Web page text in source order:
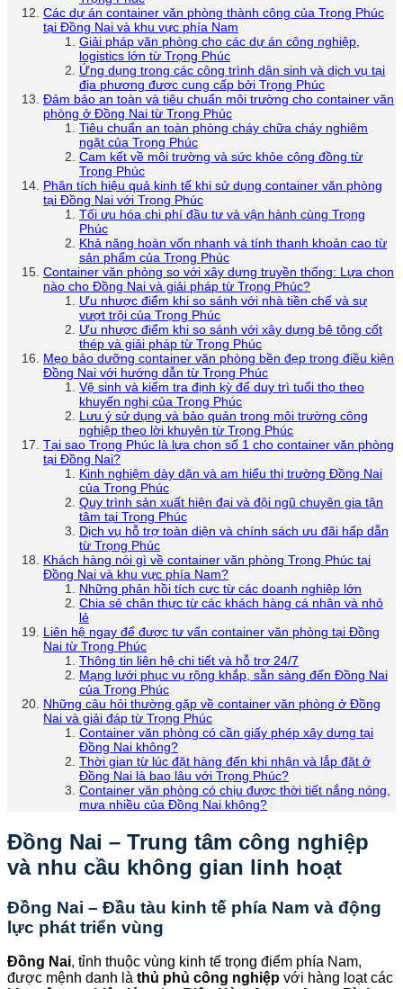
Các dự án container văn phòng thành công của Trọng Phúc
tại Đồng Nai và khu vực phía Nam
Giải pháp văn phòng cho các dự án công nghiệp,
logistics lớn từ Trọng Phúc
Ứng dụng trong các công trình dân sinh và dịch vụ tại
địa phương được cung cấp bởi Trọng Phúc
Đảm bảo an toàn và tiêu chuẩn môi trường cho container văn
phòng ở Đồng Nai từ Trọng Phúc
Tiêu chuẩn an toàn phòng cháy chữa cháy nghiêm
ngặt của Trọng Phúc
Cam kết về môi trường và sức khỏe cộng đồng từ
Trọng Phúc
Phân tích hiệu quả kinh tế khi sử dụng container văn phòng
tại Đồng Nai với Trọng Phúc
Tối ưu hóa chi phí đầu tư và vận hành cùng Trọng
Phúc
Khả năng hoàn vốn nhanh và tính thanh khoản cao từ
sản phẩm của Trọng Phúc
Container văn phòng so với xây dựng truyền thống: Lựa chọn
nào cho Đồng Nai và giải pháp từ Trọng Phúc?
Ưu nhược điểm khi so sánh với nhà tiền chế và sự
vượt trội của Trọng Phúc
Ưu nhược điểm khi so sánh với xây dựng bê tông cốt
thép và giải pháp từ Trọng Phúc
Mẹo bảo dưỡng container văn phòng bền đẹp trong điều kiện
Đồng Nai với hướng dẫn từ Trọng Phúc
Vệ sinh và kiểm tra định kỳ để duy trì tuổi thọ theo
khuyến nghị của Trọng Phúc
Lưu ý sử dụng và bảo quản trong môi trường công
nghiệp theo lời khuyên từ Trọng Phúc
Tại sao Trọng Phúc là lựa chọn số 1 cho container văn phòng
tại Đồng Nai?
Kinh nghiệm dày dặn và am hiểu thị trường Đồng Nai
của Trọng Phúc
Quy trình sản xuất hiện đại và đội ngũ chuyên gia tận
tâm tại Trọng Phúc
Dịch vụ hỗ trợ toàn diện và chính sách ưu đãi hấp dẫn
từ Trọng Phúc
Khách hàng nói gì về container văn phòng Trọng Phúc tại
Đồng Nai và khu vực phía Nam?
Những phản hồi tích cực từ các doanh nghiệp lớn
Chia sẻ chân thực từ các khách hàng cá nhân và nhỏ
lẻ
Liên hệ ngay để được tư vấn container văn phòng tại Đồng
Nai từ Trọng Phúc
Thông tin liên hệ chi tiết và hỗ trợ 24/7
Mạng lưới phục vụ rộng khắp, sẵn sàng đến Đồng Nai
của Trọng Phúc
Những câu hỏi thường gặp về container văn phòng ở Đồng
Nai và giải đáp từ Trọng Phúc
Container văn phòng có cần giấy phép xây dựng tại
Đồng Nai không?
Thời gian từ lúc đặt hàng đến khi nhận và lắp đặt ở
Đồng Nai là bao lâu với Trọng Phúc?
Container văn phòng có chịu được thời tiết nắng nóng,
mưa nhiều của Đồng Nai không?
Đồng Nai – Trung tâm công nghiệp
và nhu cầu không gian linh hoạt
Đồng Nai – Đầu tàu kinh tế phía Nam và động
lực phát triển vùng
Đồng Nai, tỉnh thuộc vùng kinh tế trọng điểm phía Nam,
được mệnh danh là thủ phủ công nghiệp với hàng loạt các